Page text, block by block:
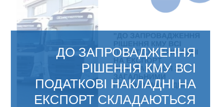
ДО ЗАПРОВАДЖЕННЯ
РІШЕННЯ КМУ ВСІ
ПОДАТКОВІ НАКЛАДНІ НА
ЕКСПОРТ СКЛАДАЮТЬСЯ